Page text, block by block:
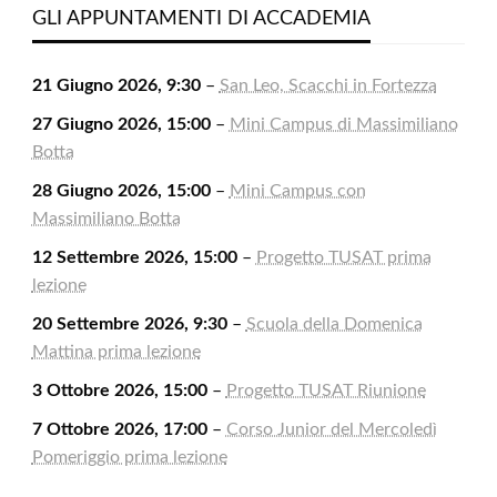
2026
2026
2026
2026
2026
GLI APPUNTAMENTI DI ACCADEMIA
21 Giugno 2026, 9:30– San Leo, Scacchi in Fortezza
27 Giugno 2026, 15:00– Mini Campus di Massimiliano
Botta
28 Giugno 2026, 15:00– Mini Campus con
Massimiliano Botta
12 Settembre 2026, 15:00– Progetto TUSAT prima
lezione
20 Settembre 2026, 9:30– Scuola della Domenica
Mattina prima lezione
3 Ottobre 2026, 15:00– Progetto TUSAT Riunione
7 Ottobre 2026, 17:00– Corso Junior del Mercoledì
Pomeriggio prima lezione